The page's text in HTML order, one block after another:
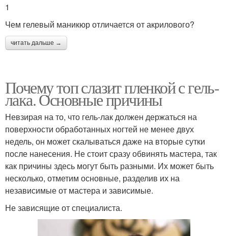
1
Чем гелевый маникюр отличается от акрилового?
читать дальше →
Почему топ слазит пленкой с гель-
лака. Основные причины
Невзирая на то, что гель-лак должен держаться на
поверхности обработанных ногтей не менее двух
недель, он может скалываться даже на вторые сутки
после нанесения. Не стоит сразу обвинять мастера, так
как причины здесь могут быть разными. Их может быть
несколько, отметим основные, разделив их на
независимые от мастера и зависимые.
Не зависящие от специалиста.